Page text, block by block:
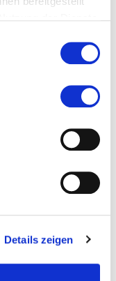
Details zeigen
sind: